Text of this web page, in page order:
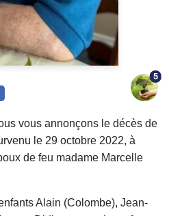
5
vous annonçons le décès de
le 29 octobre 2022, à
de feu madame Marcelle
Alain (Colombe), Jean-